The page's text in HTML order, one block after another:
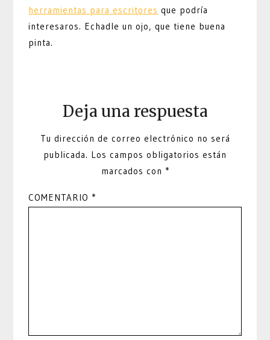
herramientas para escritores que podría
interesaros. Echadle un ojo, que tiene buena
pinta.
Deja una respuesta
Tu dirección de correo electrónico no será
publicada. Los campos obligatorios están
marcados con *
COMENTARIO *